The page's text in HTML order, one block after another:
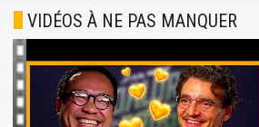
VIDÉOS À NE PAS MANQUER